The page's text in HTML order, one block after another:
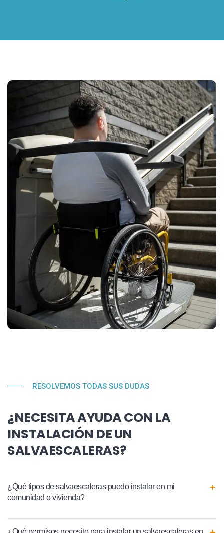
RESOLVEMOS TODAS SUS DUDAS
¿NECESITA AYUDA CON LA
INSTALACIÓN DE UN
SALVAESCALERAS?
¿Qué tipos de salvaescaleras puedo instalar en mi
comunidad o vivienda?